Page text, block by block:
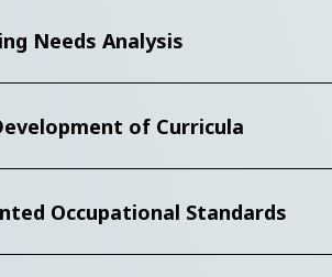
Needs Analysis
of Curricula
Occupational Standards